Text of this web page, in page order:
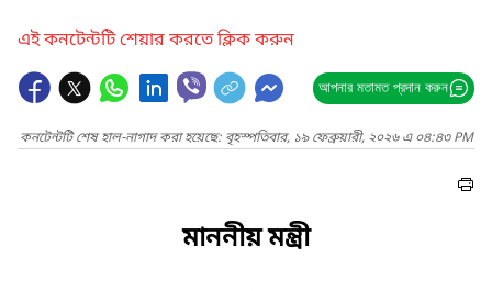
এই কনটেন্টটি শেয়ার করতে ক্লিক করুন
আপনার মতামত প্রদান করুন
কনটেন্টটি শেষ হাল-নাগাদ করা হয়েছে: বৃহস্পতিবার, ১৯ ফেব্রুয়ারী, ২০২৬ এ ০৪:৪৩ PM
মাননীয় মন্ত্রী